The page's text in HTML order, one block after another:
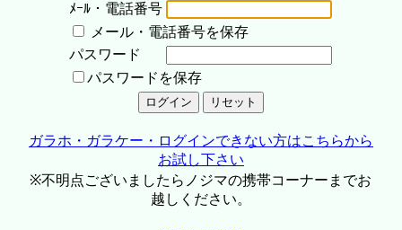
ﾒｰﾙ・電話番号
メール・電話番号を保存
パスワード
パスワードを保存
ガラホ・ガラケー・ログインできない方はこちらから
お試し下さい
※不明点ございましたらノジマの携帯コーナーまでお
越しください。